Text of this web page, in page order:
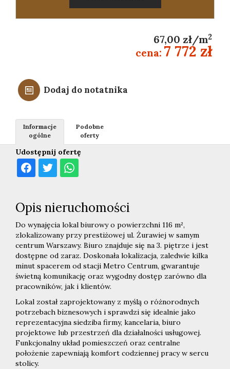
67,00 zł/m2
cena: 7 772 zł
Dodaj do notatnika
Udostępnij ofertę
Informacje
ogólne
Podobne
oferty
Opis nieruchomości
Do wynajęcia lokal biurowy o powierzchni 116 m²,
zlokalizowany przy prestiżowej ul. Żurawiej w samym
centrum Warszawy. Biuro znajduje się na 3. piętrze i jest
dostępne od zaraz. Doskonała lokalizacja, zaledwie kilka
minut spacerem od stacji Metro Centrum, gwarantuje
świetną komunikację oraz wygodny dostęp zarówno dla
pracowników, jak i klientów.
Lokal został zaprojektowany z myślą o różnorodnych
potrzebach biznesowych i sprawdzi się idealnie jako
reprezentacyjna siedziba firmy, kancelaria, biuro
projektowe lub przestrzeń dla działalności usługowej.
Funkcjonalny układ pomieszczeń oraz centralne
położenie zapewniają komfort codziennej pracy w sercu
stolicy.